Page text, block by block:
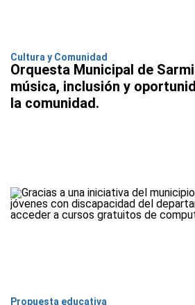
Cultura y Comunidad
Orquesta Municipal de
música, inclusión y
la comunidad.
Propuesta educativa